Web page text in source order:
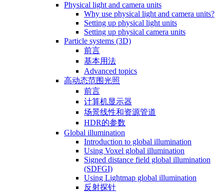
Physical light and camera units
Why use physical light and camera units?
Setting up physical light units
Setting up physical camera units
Particle systems (3D)
前言
基本用法
Advanced topics
高动态范围光照
前言
计算机显示器
场景线性和资源管道
HDR的参数
Global illumination
Introduction to global illumination
Using Voxel global illumination
Signed distance field global illumination
(SDFGI)
Using Lightmap global illumination
反射探针